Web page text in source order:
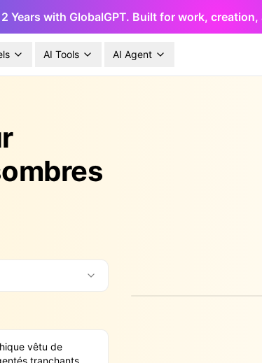
Years with GlobalGPT. Built for work,
AI Tools AI Agent